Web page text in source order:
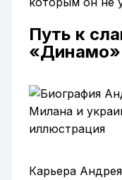
Путь к
«Динамо»
Карьера